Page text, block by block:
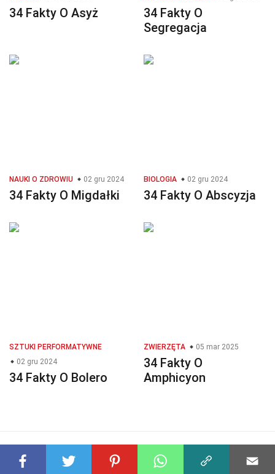
34 Fakty O Asyż
34 Fakty O
Segregacja
NAUKI O ZDROWIU 02 gru 2024
34 Fakty O Migdałki
BIOLOGIA 02 gru 2024
34 Fakty O Abscyzja
SZTUKI PERFORMATYWNE
02 gru 2024
34 Fakty O Bolero
ZWIERZĘTA 05 mar 2025
34 Fakty O
Amphicyon